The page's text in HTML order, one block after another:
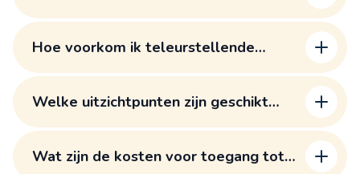
Hoe voorkom ik teleurstellende
Welke uitzichtpunten zijn geschikt
mobiliteit?
Wat zijn de kosten voor toegang tot